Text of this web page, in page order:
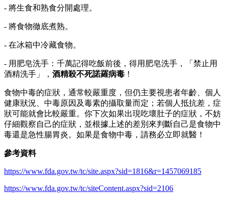
- 將生食和熟食分開處理。
- 將食物徹底煮熟。
- 在冰箱中冷藏食物。
- 用肥皂洗手：千萬記得吃飯前後，得用肥皂洗手，「禁止用
酒精洗手」， 酒精殺不死諾羅病毒 ！
食物中毒的症狀，通常較嚴重度，但仍主要視患者年齡、個人
健康狀況、中毒原因及毒素的攝取量而定；若個人抵抗差，症
狀可能就會比較嚴重。你下次如果出現吃壞肚子的症狀，不妨
仔細觀察自己的症狀，並根據上述的差別來判斷自己是食物中
毒還是急性腸胃炎。如果是食物中毒，請務必立即就醫！
參考資料
https://www.fda.gov.tw/tc/site.aspx?sid=1816&r=1457069185
https://www.fda.gov.tw/tc/siteContent.aspx?sid=2106